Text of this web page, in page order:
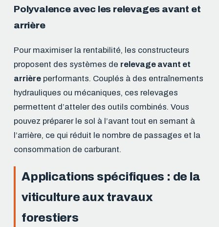
Polyvalence avec les relevages avant et
arrière
Pour maximiser la rentabilité, les constructeurs
proposent des systèmes de relevage avant et
arrière performants. Couplés à des entraînements
hydrauliques ou mécaniques, ces relevages
permettent d’atteler des outils combinés. Vous
pouvez préparer le sol à l’avant tout en semant à
l’arrière, ce qui réduit le nombre de passages et la
consommation de carburant.
Applications spécifiques : de la
viticulture aux travaux
forestiers